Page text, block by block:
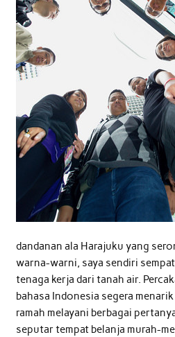
dandanan ala Harajuku yang
warna-warni, saya sendiri
tenaga kerja dari tanah air.
bahasa Indonesia segera
ramah melayani berbagai
seputar tempat belanja murah-